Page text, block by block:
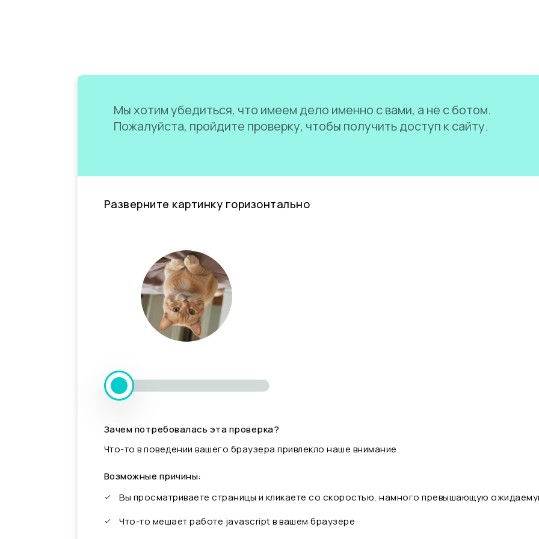
Мы хотим убедиться, что имеем дело именно с вами, а не с ботом.
Пожалуйста, пройдите проверку, чтобы получить доступ к сайту.
Разверните картинку горизонтально
Зачем потребовалась эта проверка?
Что-то в поведении вашего браузера привлекло наше внимание.
Возможные причины:
Вы просматриваете страницы и кликаете со скоростью, намного превышающую
Что-то мешает работе javascript в вашем браузере